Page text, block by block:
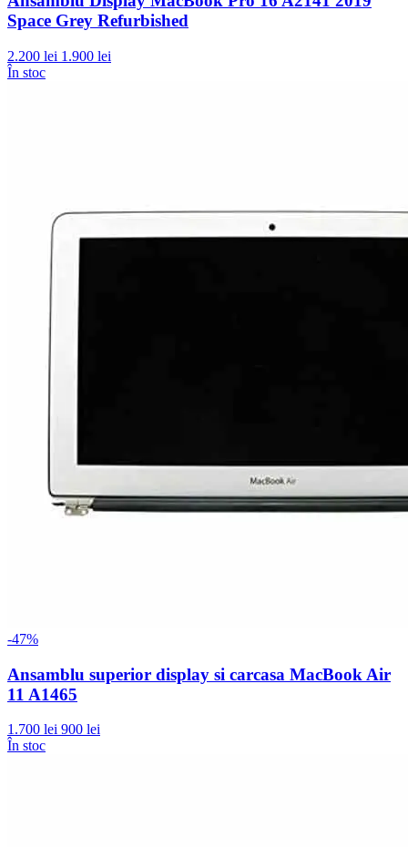
Space Grey Refurbished
2.200 lei 1.900 lei
În stoc
-47%
Ansamblu superior display si carcasa MacBook Air
11 A1465
1.700 lei 900 lei
În stoc